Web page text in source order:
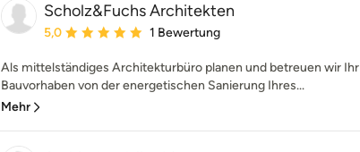
Scholz&Fuchs Architekten
Durchschnittliche Bewertung: 5 von 5 Sternen
5,0 1 Bewertung
Als mittelständiges Architekturbüro planen und betreuen wir Ihr
Bauvorhaben von der energetischen Sanierung Ihres...
Mehr